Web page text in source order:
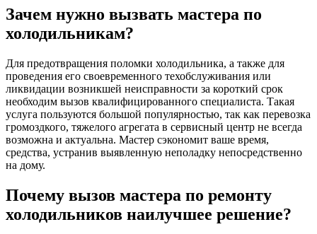
Зачем нужно вызвать мастера по
холодильникам?
Для предотвращения поломки холодильника, а также для
проведения его своевременного техобслуживания или
ликвидации возникшей неисправности за короткий срок
необходим вызов квалифицированного специалиста. Такая
услуга пользуются большой популярностью, так как перевозка
громоздкого, тяжелого агрегата в сервисный центр не всегда
возможна и актуальна. Мастер сэкономит ваше время,
средства, устранив выявленную неполадку непосредственно
на дому.
Почему вызов мастера по ремонту
холодильников наилучшее решение?